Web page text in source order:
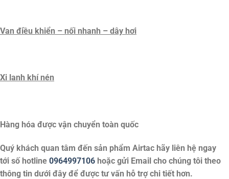
Van điều khiển – nối nhanh – dây hơi
Xi lanh khí nén
Hàng hóa được vận chuyển toàn quốc
Quý khách quan tâm đến sản phẩm Airtac hãy liên hệ ngay
tới số hotline 0964997106 hoặc gửi Email cho chúng tôi theo
thông tin dưới đây để được tư vấn hỗ trợ chi tiết hơn.